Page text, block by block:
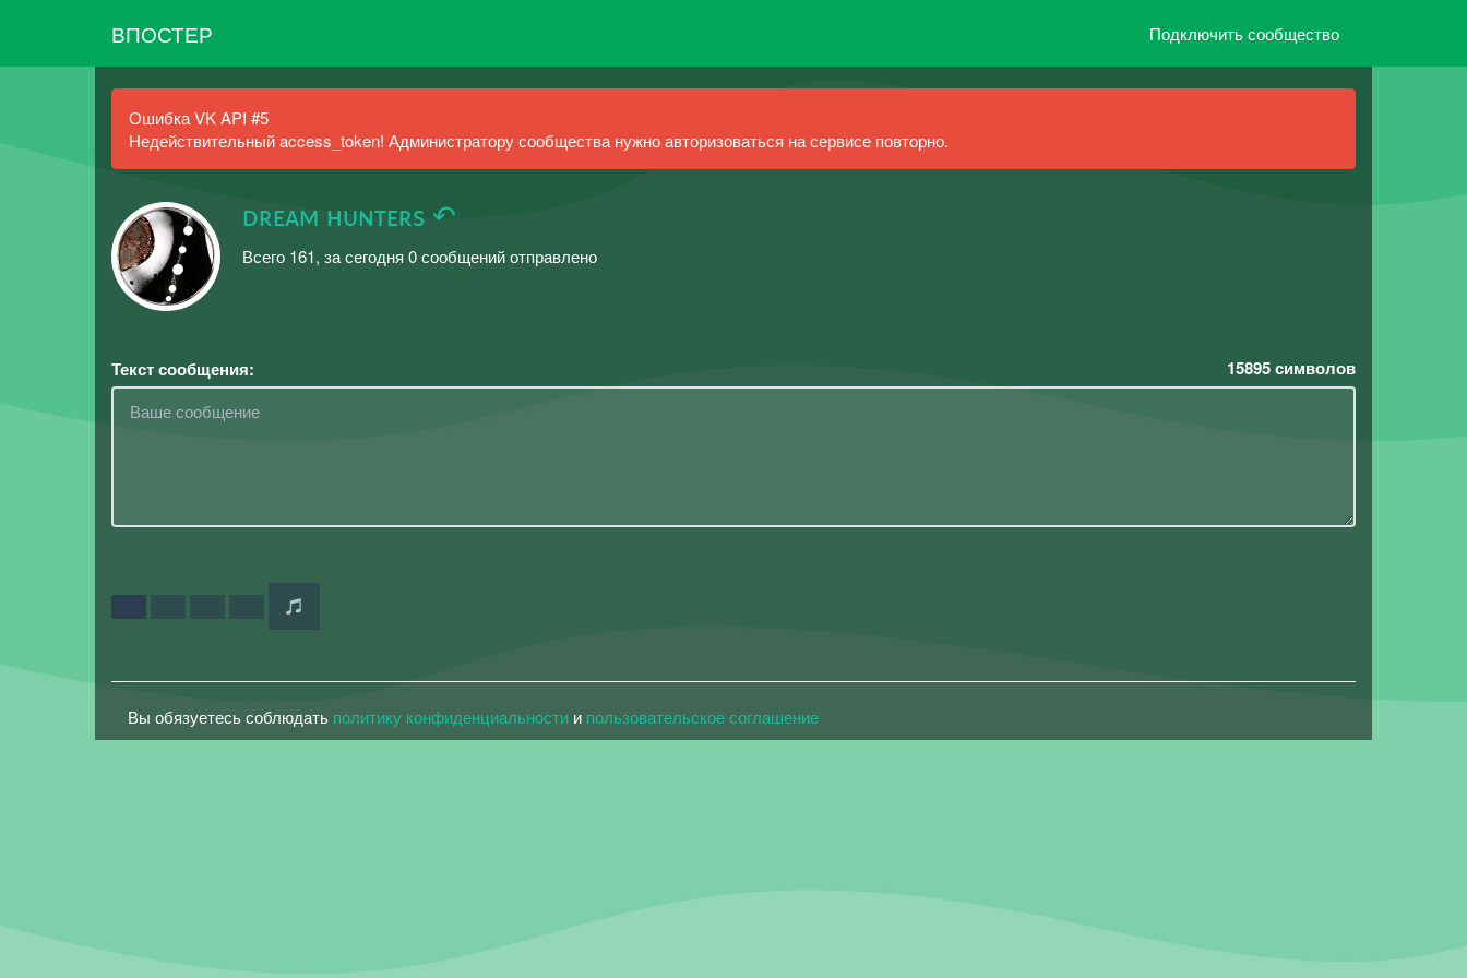
ВПОСТЕР Подключить сообщество
Ошибка VK API #5
Недействительный access_token! Администратору сообщества нужно авторизоваться на сервисе повторно.
ᴅʀᴇᴀᴍ ʜᴜɴᴛᴇʀs ↶
Всего 161, за сегодня 0 сообщений отправлено
Текст сообщения: 15895символов
Вы обязуетесь соблюдать политику конфиденциальности и пользовательское соглашение